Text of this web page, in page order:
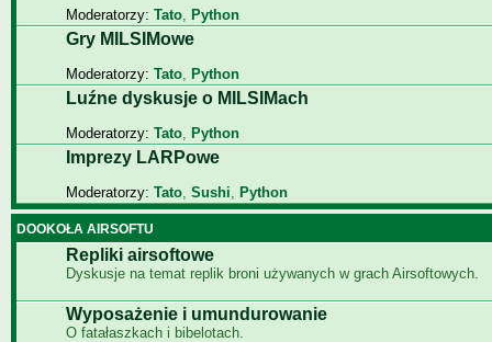
Moderatorzy: Tato, Python
Gry MILSIMowe
Moderatorzy: Tato, Python
Luźne dyskusje o MILSIMach
Moderatorzy: Tato, Python
Imprezy LARPowe
Moderatorzy: Tato, Sushi, Python
DOOKOŁA AIRSOFTU
Repliki airsoftowe
Dyskusje na temat replik broni używanych w grach Airsoftowych.
Wyposażenie i umundurowanie
O fatałaszkach i bibelotach.